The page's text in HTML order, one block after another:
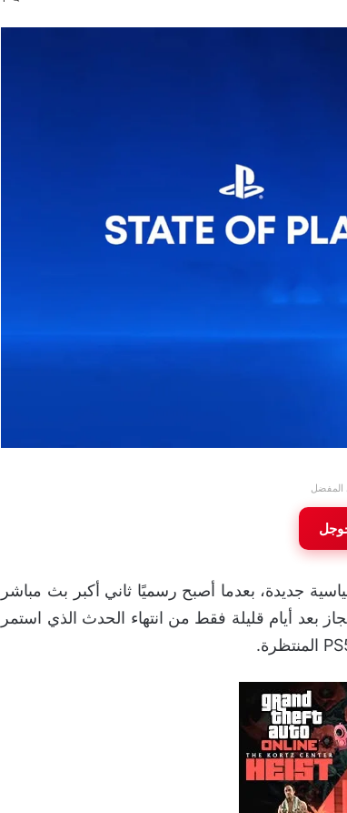
المفضل
جديدة، بعدما أصبح رسميًا ثاني أكبر بث مباشر
بعد أيام قليلة فقط من انتهاء الحدث الذي استمر